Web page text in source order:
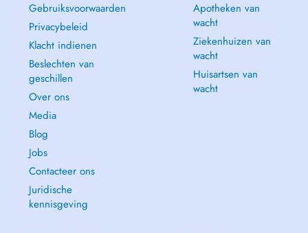
Gebruiksvoorwaarden
Privacybeleid
Klacht indienen
Beslechten van
geschillen
Over ons
Media
Blog
Jobs
Contacteer ons
Juridische
kennisgeving
Apotheken van
wacht
Ziekenhuizen van
wacht
Huisartsen van
wacht